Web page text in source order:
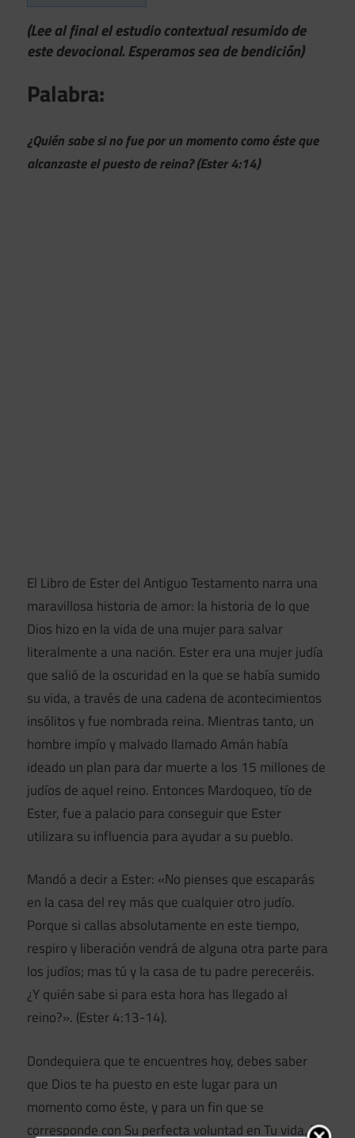
(Lee al final el estudio contextual resumido de
este devocional. Esperamos sea de bendición)
Palabra:
¿Quién sabe si no fue por un momento como éste que
alcanzaste el puesto de reina? (Ester 4:14)
El Libro de Ester del Antiguo Testamento narra una
maravillosa historia de amor: la historia de lo que
Dios hizo en la vida de una mujer para salvar
literalmente a una nación. Ester era una mujer judía
que salió de la oscuridad en la que se había sumido
su vida, a través de una cadena de acontecimientos
insólitos y fue nombrada reina. Mientras tanto, un
hombre impío y malvado llamado Amán había
ideado un plan para dar muerte a los 15 millones de
judíos de aquel reino. Entonces Mardoqueo, tío de
Ester, fue a palacio para conseguir que Ester
utilizara su influencia para ayudar a su pueblo.
Mandó a decir a Ester: «No pienses que escaparás
en la casa del rey más que cualquier otro judío.
Porque si callas absolutamente en este tiempo,
respiro y liberación vendrá de alguna otra parte para
los judíos; mas tú y la casa de tu padre pereceréis.
¿Y quién sabe si para esta hora has llegado al
reino?». (Ester 4:13-14).
Dondequiera que te encuentres hoy, debes saber
que Dios te ha puesto en este lugar para un
momento como éste, y para un fin que se
corresponde con Su perfecta voluntad en Tu vida. Te